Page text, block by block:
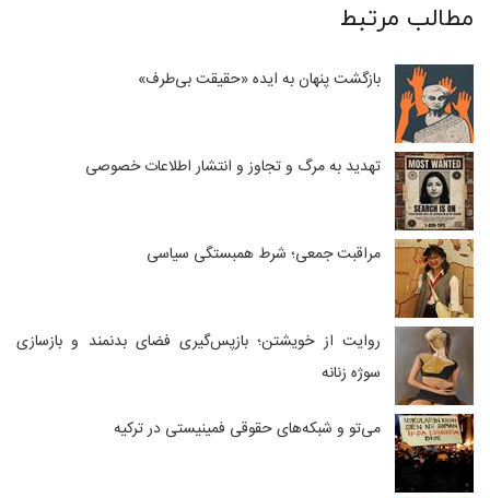
مطالب مرتبط
بازگشت پنهان به ایده «حقیقت بی‌طرف»
تهدید به مرگ و تجاوز و انتشار اطلاعات خصوصی
مراقبت جمعی؛ شرط همبستگی سیاسی
روایت از خویشتن؛ بازپس‌گیری فضای بدنمند و بازسازی
سوژه زنانه
می‌تو و شبکه‌های حقوقی فمینیستی در ترکیه